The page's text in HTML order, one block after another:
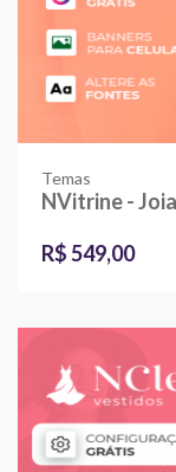
Temas
NVitrine -
R$ 549,00